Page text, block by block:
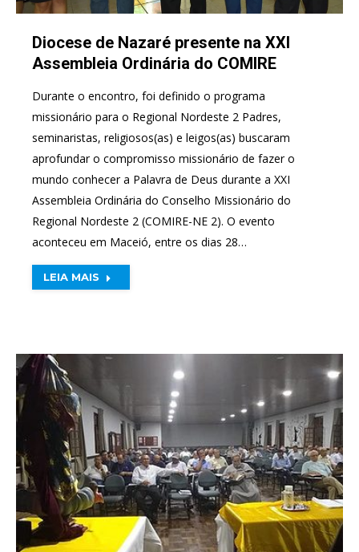
Diocese de Nazaré presente na XXI
Assembleia Ordinária do COMIRE
Durante o encontro, foi definido o programa
missionário para o Regional Nordeste 2 Padres,
seminaristas, religiosos(as) e leigos(as) buscaram
aprofundar o compromisso missionário de fazer o
mundo conhecer a Palavra de Deus durante a XXI
Assembleia Ordinária do Conselho Missionário do
Regional Nordeste 2 (COMIRE-NE 2). O evento
aconteceu em Maceió, entre os dias 28…
LEIA MAIS